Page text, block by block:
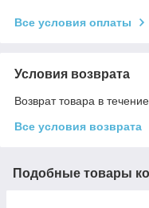
Все условия оплаты
Условия возврата
Возврат товара в
Все условия возврата
Подобные товары